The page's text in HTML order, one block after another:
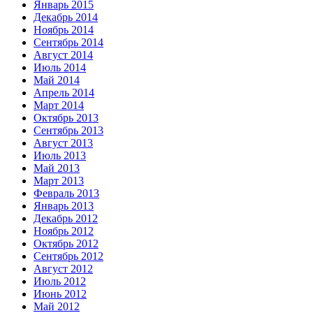
Январь 2015
Декабрь 2014
Ноябрь 2014
Сентябрь 2014
Август 2014
Июль 2014
Май 2014
Апрель 2014
Март 2014
Октябрь 2013
Сентябрь 2013
Август 2013
Июль 2013
Май 2013
Март 2013
Февраль 2013
Январь 2013
Декабрь 2012
Ноябрь 2012
Октябрь 2012
Сентябрь 2012
Август 2012
Июль 2012
Июнь 2012
Май 2012